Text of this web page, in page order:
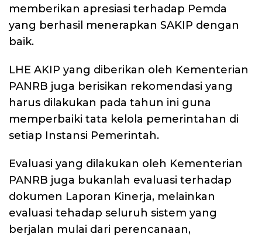
memberikan apresiasi terhadap Pemda
yang berhasil menerapkan SAKIP dengan
baik.
LHE AKIP yang diberikan oleh Kementerian
PANRB juga berisikan rekomendasi yang
harus dilakukan pada tahun ini guna
memperbaiki tata kelola pemerintahan di
setiap Instansi Pemerintah.
Evaluasi yang dilakukan oleh Kementerian
PANRB juga bukanlah evaluasi terhadap
dokumen Laporan Kinerja, melainkan
evaluasi tehadap seluruh sistem yang
berjalan mulai dari perencanaan,